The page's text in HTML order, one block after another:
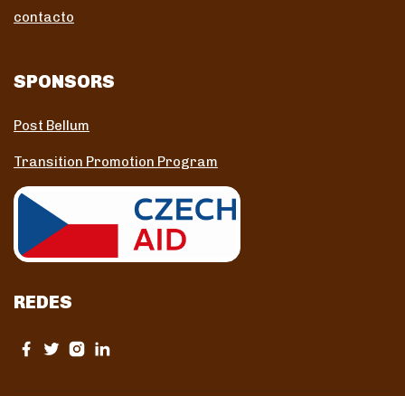
contacto
SPONSORS
Post Bellum
Transition Promotion Program
REDES